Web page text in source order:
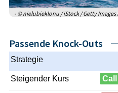
- © nielubieklonu / iStock / Getty Images
Passende Knock-Outs
Strategie
Steigender Kurs Call